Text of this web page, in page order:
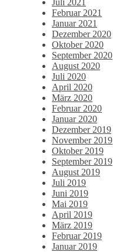
Februar 2021
Januar 2021
Dezember 2020
Oktober 2020
September 2020
August 2020
Juli 2020
April 2020
März 2020
Februar 2020
Januar 2020
Dezember 2019
November 2019
Oktober 2019
September 2019
August 2019
Juli 2019
Juni 2019
Mai 2019
April 2019
März 2019
Februar 2019
Januar 2019